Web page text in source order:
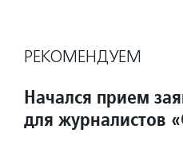
РЕКОМЕНДУЕМ
Начался прием
для журналистов